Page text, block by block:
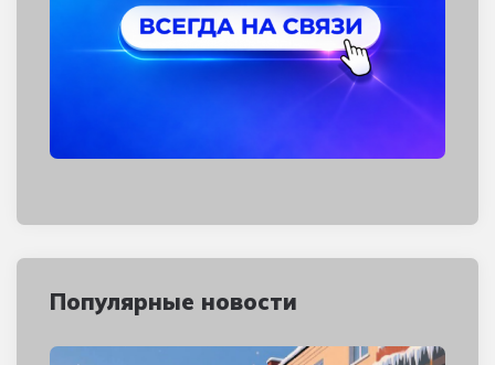
Популярные новости